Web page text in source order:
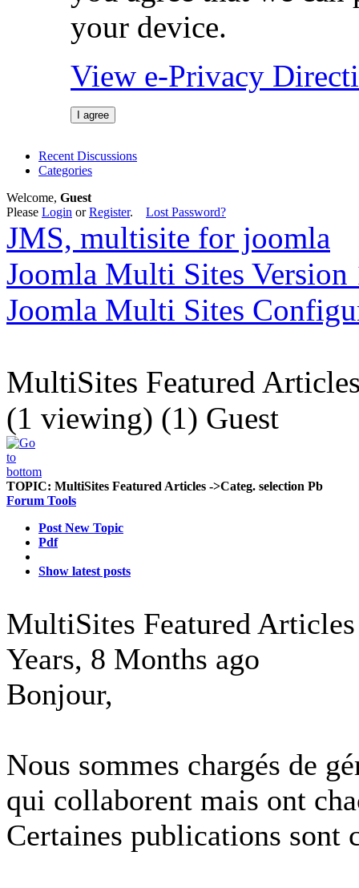
your device.
View e-Privacy
I agree
Recent Discussions
Categories
Welcome, Guest
Please Login orRegister. Lost Password?
JMS, multisite for joomla
Joomla Multi Sites Version
Joomla Multi Sites
MultiSites Featured
(1 viewing) (1) Guest
TOPIC: MultiSites Featured Articles ->Categ. selection Pb
Forum Tools
Post New Topic
Pdf
Show latest posts
MultiSites Featured
Years, 8 Months ago
Bonjour,
Nous sommes chargés de
qui collaborent mais ont
Certaines publications sont